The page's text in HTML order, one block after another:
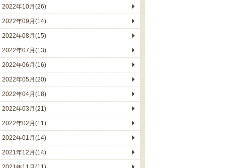
2022年10月(26)
2022年09月(14)
2022年08月(15)
2022年07月(13)
2022年06月(16)
2022年05月(20)
2022年04月(18)
2022年03月(21)
2022年02月(11)
2022年01月(14)
2021年12月(14)